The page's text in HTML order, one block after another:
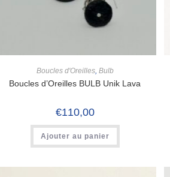
Boucles d'Oreilles, Bulb
Boucles d’Oreilles BULB Unik Lava
€110,00
Ajouter au panier